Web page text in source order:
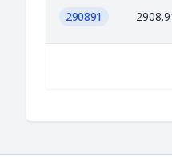
290891